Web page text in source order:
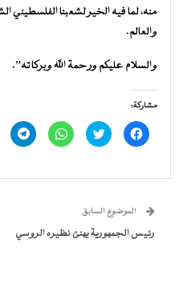
منه، لما فيه الخير لشعبنا الفلسطيني
والعالم.
والسلام عليكم ورحمة الله وبركاته”.
مشاركة:
انقر
للمشاركة
في
اضغط
للمشاركة
في
انقر
للمشاركة
في
انقر
في
الموضوع السابق
رئيس الجمهورية يهنئ نظيره الروسي